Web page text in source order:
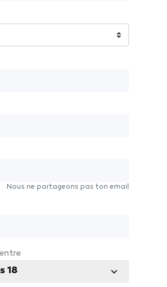
Nous ne partageons pas ton email
18